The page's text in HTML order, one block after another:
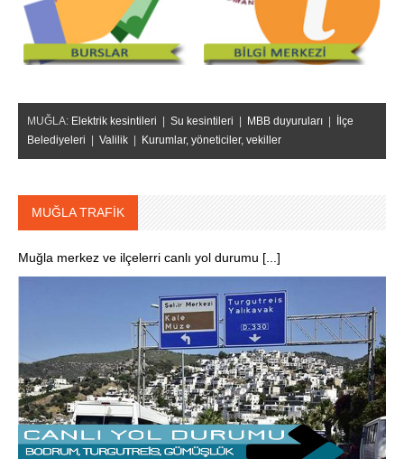
MUĞLA: Elektrik kesintileri Su kesintileri MBB duyuruları
İlçe
Belediyeleri
Valilik Kurumlar, yöneticiler, vekiller
MUĞLA TRAFİK
Muğla merkez ve ilçelerri canlı yol durumu [...]